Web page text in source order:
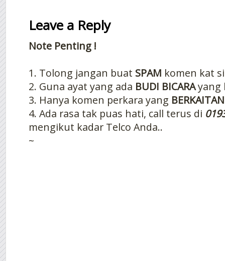
Leave a Reply
Note Penting !
1. Tolong jangan buat SPAM komen kat
2. Guna ayat yang ada BUDI BICARAyang
3. Hanya komen perkara yang BERKAITAN
4. Ada rasa tak puas hati, call terus di
mengikut kadar Telco Anda..
~